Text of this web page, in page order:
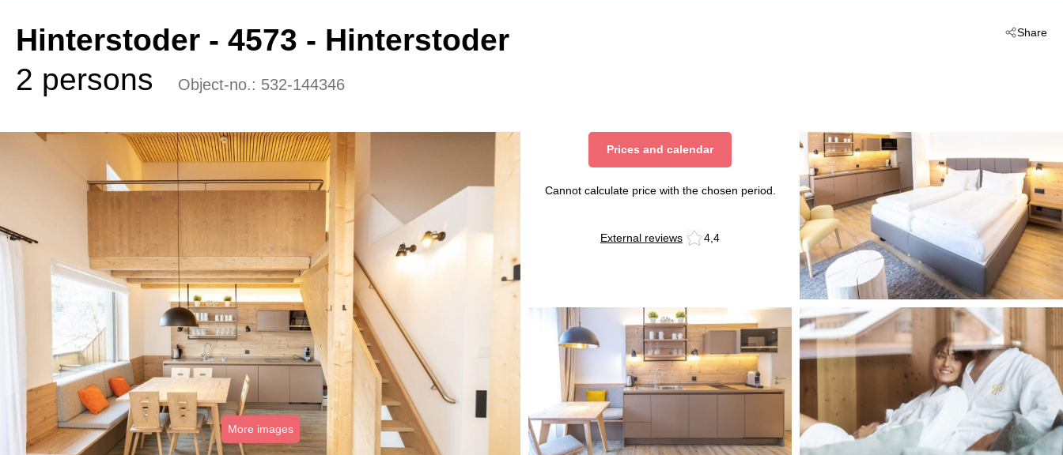
Share
Hinterstoder - 4573 - Hinterstoder
2 persons
Object-no.: 532-144346
More images
Prices and calendar
Cannot calculate price with the chosen period.
External reviews 4,4